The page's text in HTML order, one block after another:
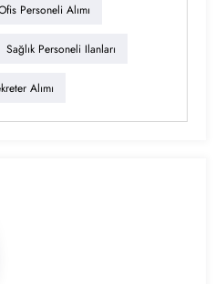
Personeli Alımı
Sağlık Personeli Ilanları
Alımı